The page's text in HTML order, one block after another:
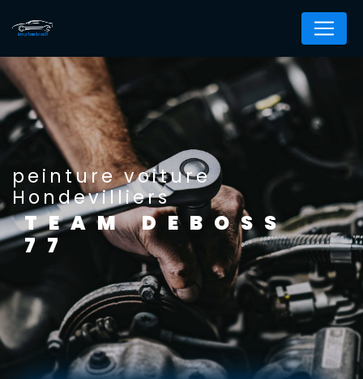
peinture voiture
Hondevilliers
TEAM DEBOSS
77